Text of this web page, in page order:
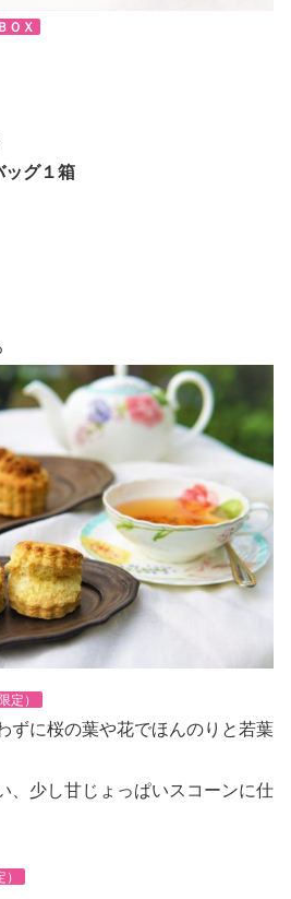
ＯＸ
ッグ１箱
定）
ずに桜の葉や花でほんのりと若葉
、少し甘じょっぱいスコーンに仕